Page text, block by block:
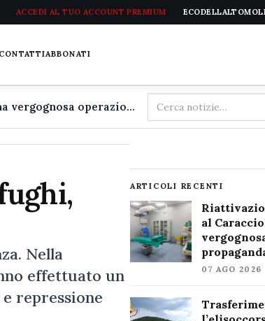
ACCEDI AL TUO ACCOUNT PREMIUM
CONTATTIABBONATI
Riattivazione sale operatorie al Caracciolo, Greco: "Una vergognosa operazione di propaganda"
Cerca
nel
Nella
effettuato un
repressione
ARTICOLI RECENTI
al
07 AGO 2026